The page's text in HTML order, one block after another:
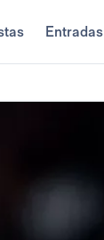
Entradas